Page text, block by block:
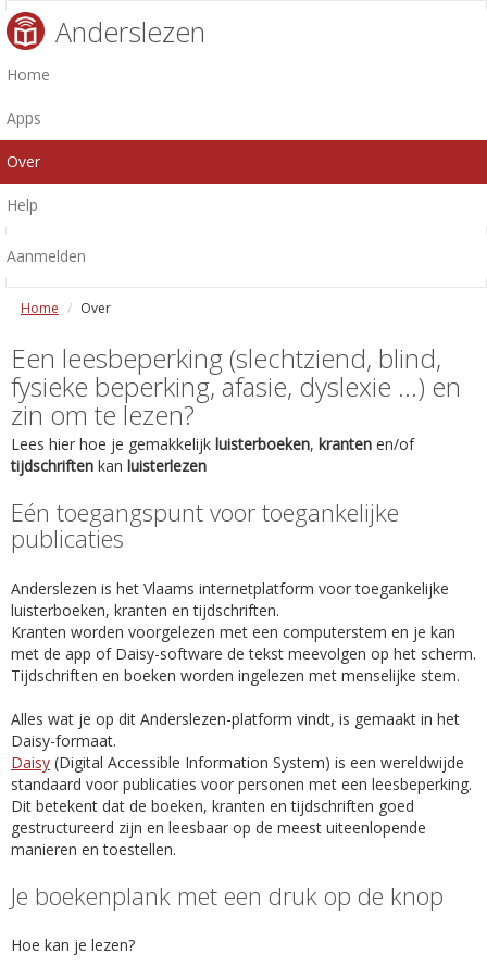
Anderslezen
Home
Apps
Over
Help
Aanmelden
Home Over
Een leesbeperking (slechtziend, blind,
fysieke beperking, afasie, dyslexie ...) en
zin om te lezen?
Lees hier hoe je gemakkelijk luisterboeken, kranten en/of
tijdschriften kan luisterlezen
Eén toegangspunt voor toegankelijke
publicaties
Anderslezen is het Vlaams internetplatform voor toegankelijke
luisterboeken, kranten en tijdschriften.
Kranten worden voorgelezen met een computerstem en je kan
met de app of Daisy-software de tekst meevolgen op het scherm.
Tijdschriften en boeken worden ingelezen met menselijke stem.
Alles wat je op dit Anderslezen-platform vindt, is gemaakt in het
Daisy-formaat.
Daisy (Digital Accessible Information System) is een wereldwijde
standaard voor publicaties voor personen met een leesbeperking.
Dit betekent dat de boeken, kranten en tijdschriften goed
gestructureerd zijn en leesbaar op de meest uiteenlopende
manieren en toestellen.
Je boekenplank met een druk op de knop
Hoe kan je lezen?